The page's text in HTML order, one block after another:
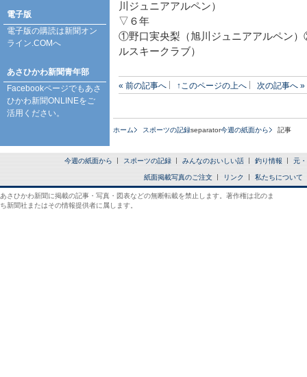
川ジュニアアルペン）
▽６年
①野口実央梨（旭川ジュニアアルペン
ルスキークラブ）
« 前の記事へ ↑このページの上へ 次の記事へ »
ホーム スポーツの記録separator今週の紙面から 記事
電子版
電子版の購読は新聞オン
ライン.COMへ
あさひかわ新聞青年部
Facebookページでもあさ
ひかわ新聞ONLINEをご
活用ください。
今週の紙面から スポーツの記録 みんなのおいしい話 釣り情報 元
紙面掲載写真のご注文 リンク 私たちについて
あさひかわ新聞に掲載の記事・写真・図表などの無断転載を禁止します。著作権は北のま
ち新聞社またはその情報提供者に属します。